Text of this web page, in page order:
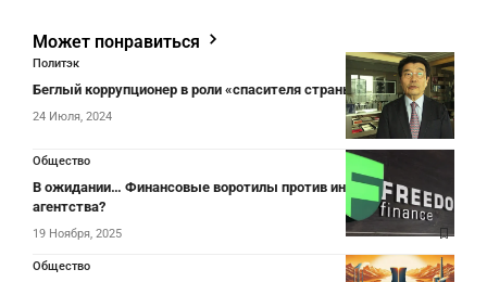
Может понравиться
Политэк
Беглый коррупционер в роли «спасителя страны». Часть II
24 Июля, 2024
Общество
В ожидании… Финансовые воротилы против информационного
агентства?
19 Ноября, 2025
Общество